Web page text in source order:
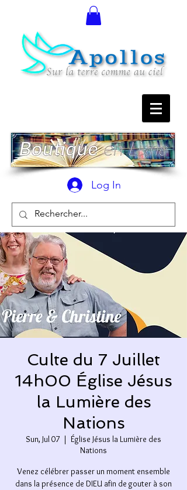
Log In
Culte du 7 Juillet
14h00 Église Jésus
la Lumière des
Nations
Sun, Jul 07
  |
Église Jésus la Lumière des
Nations
Venez célébrer passer un moment ensemble
dans la présence de DIEU afin de gouter à son